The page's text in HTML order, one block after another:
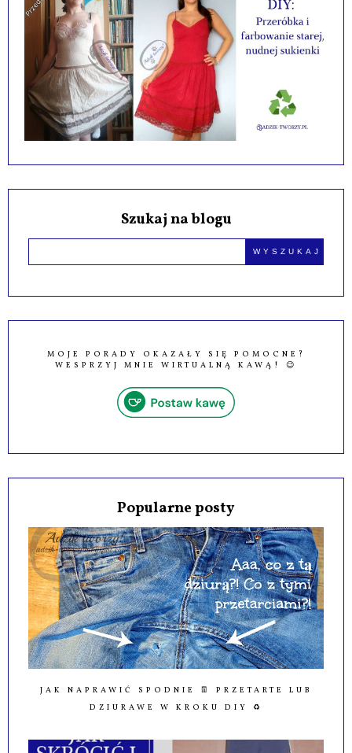
Szukaj na blogu
MOJE PORADY OKAZAŁY SIĘ POMOCNE?
WESPRZYJ MNIE WIRTUALNĄ KAWĄ! 😉
Popularne posty
JAK NAPRAWIĆ SPODNIE 👖 PRZETARTE LUB
DZIURAWE W KROKU DIY ♻️